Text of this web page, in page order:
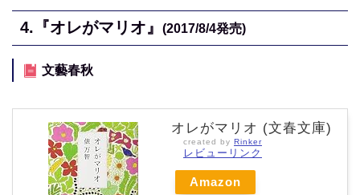
4. 『オレがマリオ』 (2017/8/4発売)
文藝春秋
オレがマリオ (文春文庫)
created by Rinker
レビューリンク
Amazon